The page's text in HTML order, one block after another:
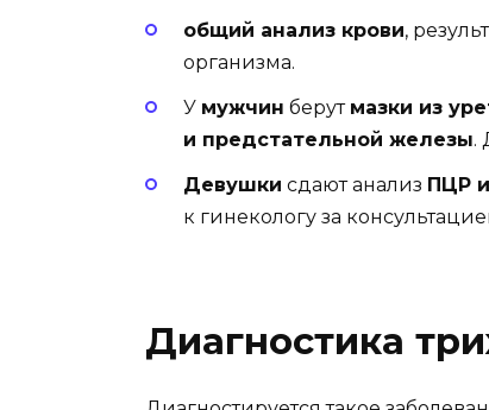
общий анализ крови,
организма.
У мужчин берут мазки из
и предстательной железы.
Девушки сдают анализ ПЦР
к гинекологу за
Диагностика